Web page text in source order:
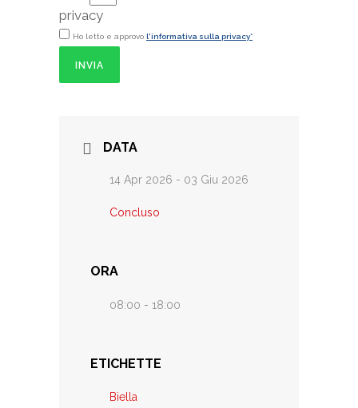
privacy
Ho letto e approvo l'informativa sulla privacy*
INVIA
DATA
14 Apr 2026 - 03 Giu 2026
Concluso
ORA
08:00 - 18:00
ETICHETTE
Biella